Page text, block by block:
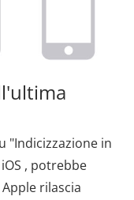
"Indicizzazione in
, potrebbe
rilascia